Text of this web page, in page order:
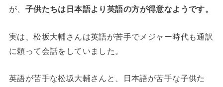
が、 子供たちは日本語より英語の方が得意なようです。
実は、松坂大輔さんは英語が苦手でメジャー時代も通訳
に頼って会話をしていました。
英語が苦手な松坂大輔さんと、日本語が苦手な子供た